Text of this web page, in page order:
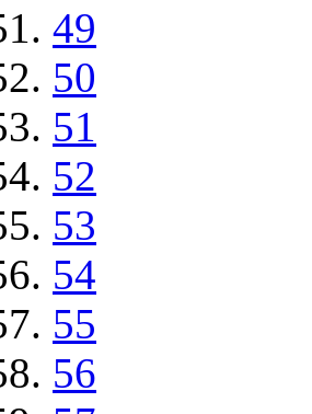
49
50
51
52
53
54
55
56